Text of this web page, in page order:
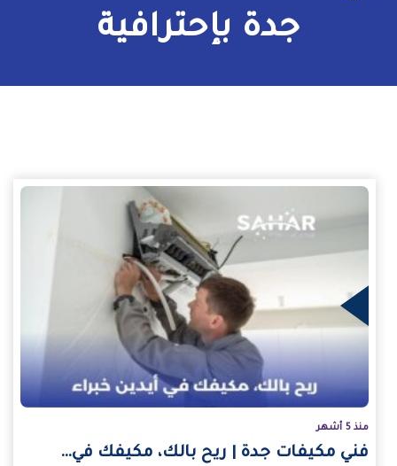
جدة بإحترافية
منذ 5 أشهر
فني مكيفات جدة | ريح بالك، مكيفك في…